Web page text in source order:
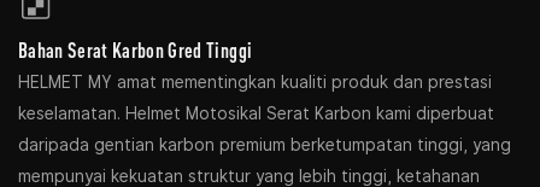
Bahan Serat Karbon Gred Tinggi
HELMET MY amat mementingkan kualiti produk dan prestasi
keselamatan. Helmet Motosikal Serat Karbon kami diperbuat
daripada gentian karbon premium berketumpatan tinggi, yang
mempunyai kekuatan struktur yang lebih tinggi, ketahanan